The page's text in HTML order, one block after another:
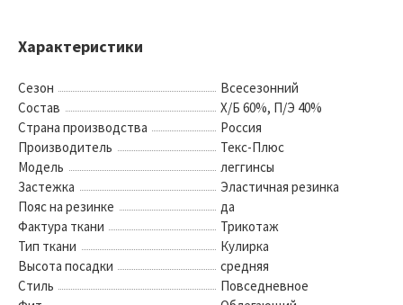
Характеристики
Сезон
Всесезонний
Состав
Х/Б 60%, П/Э 40%
Страна производства
Россия
Производитель
Текс-Плюс
Модель
леггинсы
Застежка
Эластичная резинка
Пояс на резинке
да
Фактура ткани
Трикотаж
Тип ткани
Кулирка
Высота посадки
средняя
Стиль
Повседневное